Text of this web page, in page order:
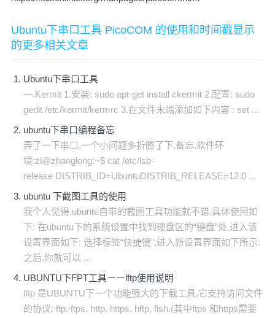
Ubuntu下串口工具 PicoCOM 的使用和时间戳显示
的更多相关文章
Ubuntu下串口工具
一.Kermit 1.安装: sudo apt-get install ckermit 2.配置: sudo
gedit /etc/kermit/kermrc 3.在文件末端添加如下内容 : set ...
ubuntu下串口编程备忘
弄了一下串口,一个小问题多折腾了下,备忘.软件环
境:zl@zhanglong:~$ cat /etc/lsb-
release DISTRIB_ID=UbuntuDISTRIB_RELEASE=12.0 ...
ubuntu 下截图工具的使用
我个人觉得,ubuntu自带的截图工具功能就不错.具体使用如
下: 在ubuntu下的系统设置中找到硬盘区的“键盘”处,进入该
设置界面如下: 选择标签“快捷键”,进入新设置界面如下所示:
之后,你就可以 ...
UBUNTU下FPT工具－－lftp使用说明
lftp 是UBUNTU下一个功能强大的下载工具,它支持访问文件
的协议: ftp, ftps, http, https, hftp, fish.(其中ftps 和https需要